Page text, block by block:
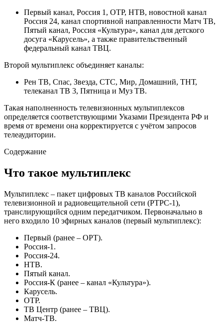
Первый канал, Россия 1, ОТР, НТВ, новостной канал
Россия 24, канал спортивной направленности Матч ТВ,
Пятый канал, Россия «Культура», канал для детского
досуга «Карусель», а также правительственный
федеральный канал ТВЦ.
Второй мультиплекс объединяет каналы:
Рен ТВ, Спас, Звезда, СТС, Мир, Домашний, ТНТ,
телеканал ТВ 3, Пятница и Муз ТВ.
Такая наполненность телевизионных мультиплексов
определяется соответствующими Указами Президента РФ и
время от времени она корректируется с учётом запросов
телеаудитории.
Содержание
Что такое мультиплекс
Мультиплекс – пакет цифровых ТВ каналов Российской
телевизионной и радиовещательной сети (РТРС-1),
транслирующийся одним передатчиком. Первоначально в
него входило 10 эфирных каналов (первый мультиплекс):
Первый (ранее – ОРТ).
Россия-1.
Россия-24.
НТВ.
Пятый канал.
Россия-К (ранее – канал «Культура»).
Карусель.
ОТР.
ТВ Центр (ранее – ТВЦ).
Матч-ТВ.